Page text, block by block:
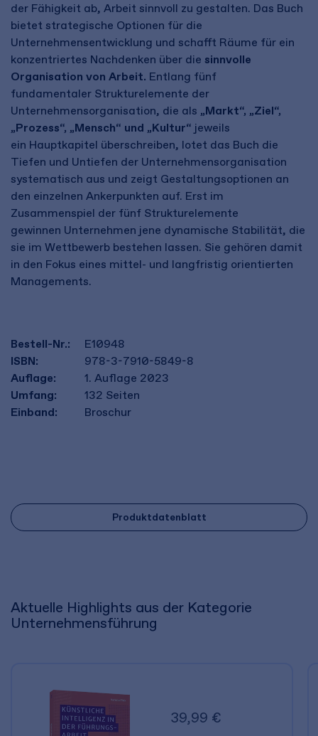
der Fähigkeit ab, Arbeit sinnvoll zu gestalten. Das Buch
bietet strategische Optionen für die
Unternehmensentwicklung und schafft Räume für ein
konzentriertes Nachdenken über die sinnvolle
Organisation von Arbeit. Entlang fünf
fundamentaler Strukturelemente der
Unternehmensorganisation, die als „Markt“, „Ziel“,
„Prozess“, „Mensch“ und „Kultur“ jeweils
ein Hauptkapitel überschreiben, lotet das Buch die
Tiefen und Untiefen der Unternehmensorganisation
systematisch aus und zeigt Gestaltungsoptionen an
den einzelnen Ankerpunkten auf. ​Erst im
Zusammenspiel der fünf Strukturelemente
gewinnen Unternehmen jene dynamische Stabilität, die
sie im Wettbewerb bestehen lassen. Sie gehören damit
in den Fokus eines mittel- und langfristig orientierten
Managements.​
Bestell-Nr.:
E10948
ISBN:
978-3-7910-5849-8
Auflage:
1. Auflage 2023
Umfang:
132 Seiten
Einband:
Broschur
Produktdatenblatt
Aktuelle Highlights aus der Kategorie
Unternehmensführung
39,99 €